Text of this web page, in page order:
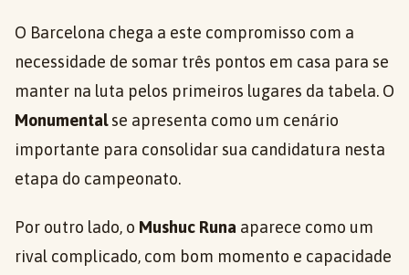
O Barcelona chega a este compromisso com a
necessidade de somar três pontos em casa para se
manter na luta pelos primeiros lugares da tabela. O
Monumentalse apresenta como um cenário
importante para consolidar sua candidatura nesta
etapa do campeonato.
Por outro lado, o Mushuc Runa aparece como um
rival complicado, com bom momento e capacidade